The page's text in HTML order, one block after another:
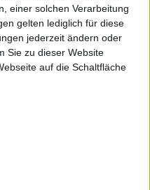
einer solchen Verarbeitung
gelten lediglich für diese
jederzeit ändern oder
Sie zu dieser Website
auf die Schaltfläche